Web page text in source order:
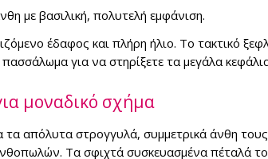
με βασιλική, πολυτελή εμφάνιση.
έδαφος και πλήρη ήλιο. Το τακτικό
για να στηρίξετε τα μεγάλα
μοναδικό σχήμα
τα απόλυτα στρογγυλά, συμμετρικά άνθη
Τα σφιχτά συσκευασμένα πέταλά